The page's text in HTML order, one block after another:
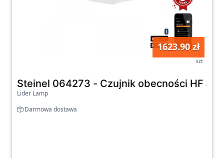
1623.90 zł
szt
Steinel 064273 - Czujnik obecności HF
Lider Lamp
Darmowa dostawa